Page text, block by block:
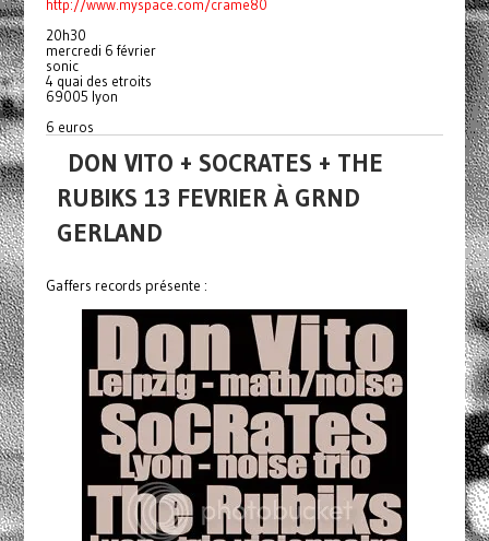
http://www.myspace.com/crame80
20h30
mercredi 6 février
sonic
4 quai des etroits
69005 lyon
6 euros
DON VITO + SOCRATES + THE
RUBIKS 13 FEVRIER À GRND
GERLAND
Gaffers records présente :